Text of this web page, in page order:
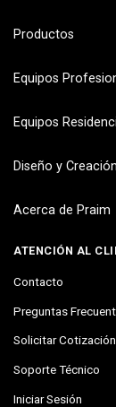
Productos
Equipos
Equipos
Diseño y
Acerca de Praim
ATENCIÓN AL
Contacto
Preguntas
Solicitar Cotización
Soporte Técnico
Iniciar Sesión